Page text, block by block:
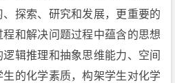
探索、研究和发展，更重要的
和解决问题过程中蕴含的思想
辑推理和抽象思维能力、空间
的化学素质，构架学生对化学